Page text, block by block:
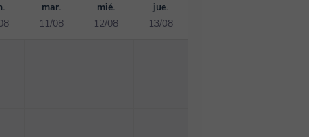
mar.
11/08
mié.
12/08
jue.
13/08